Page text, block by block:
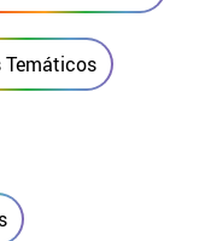
Temáticos